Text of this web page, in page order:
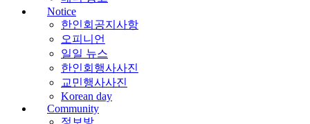
Notice
한인회공지사항
오피니언
일일 뉴스
한인회행사사진
교민행사사진
Korean day
Community
정보방